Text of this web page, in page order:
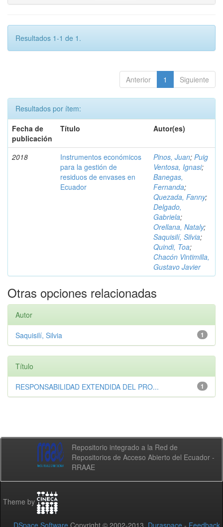
Resultados 1-1 de 1.
Anterior 1 Siguiente
Resultados por ítem:
Fecha de
publicación
Título Autor(es)
2018
Instrumentos económicos
para la gestión de
residuos de envases en
Ecuador
Pinos, Juan; Puig
Ventosa, Ignasi;
Banegas,
Fernanda;
Quezada, Fanny;
Delgado,
Gabriela;
Orellana, Nataly;
Saquisilí, Silvia;
Quindi, Toa;
Chacón Vintimilla,
Gustavo Javier
Otras opciones relacionadas
Autor
1
Saquisilí, Silvia
Título
1
RESPONSABILIDAD EXTENDIDA DEL PRO...
Repositorio integrado a la Red de
Repositorios de Acceso Abierto del Ecuador -
RRAAE
Theme by
DSpace Software Copyright © 2002-2013 Duraspace - Feedback